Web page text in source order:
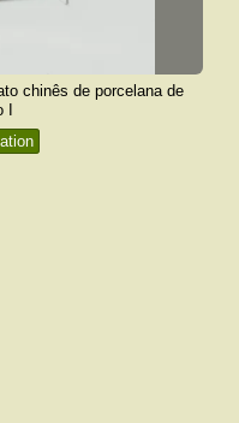
chinês de porcelana de